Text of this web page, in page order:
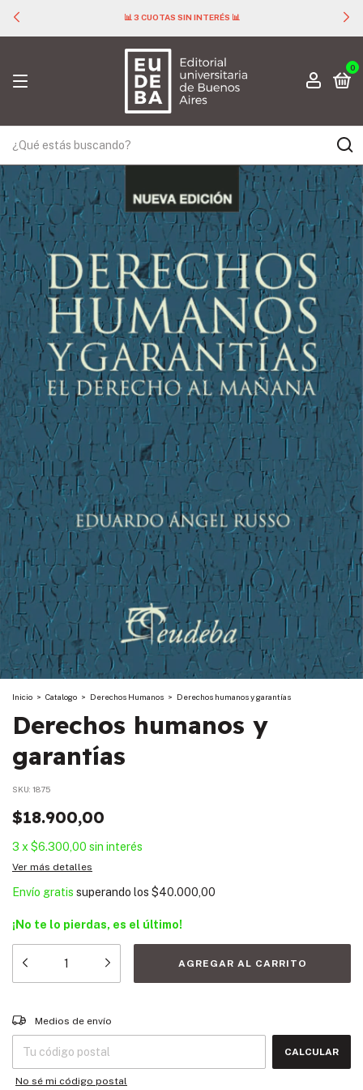
📊 3 CUOTAS SIN INTERÉS 📊
0
Inicio > Catalogo > Derechos Humanos > Derechos humanos y garantías
Derechos humanos y
garantías
SKU: 1875
$18.900,00
3 x $6.300,00 sin interés
Ver más detalles
Envío gratis superando los $40.000,00
¡No te lo pierdas, es el último!
Entregas para el CP:
Medios de envío
CALCULAR
No sé mi código postal